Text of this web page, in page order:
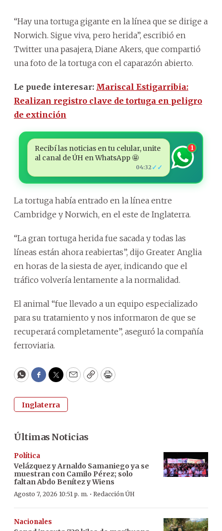
“Hay una tortuga gigante en la línea que se dirige a
Norwich. Sigue viva, pero herida”, escribió en
Twitter una pasajera, Diane Akers, que compartió
una foto de la tortuga con el caparazón abierto.
Le puede interesar: Mariscal Estigarribia:
Realizan registro clave de tortuga en peligro
de extinción
Recibí las noticias en tu celular, unite
al canal de ÚH en WhatsApp 🤩
04:32 ✓✓
1
La tortuga había entrado en la línea entre
Cambridge y Norwich, en el este de Inglaterra.
“La gran tortuga herida fue sacada y todas las
líneas están ahora reabiertas”, dijo Greater Anglia
en horas de la siesta de ayer, indicando que el
tráfico volvería lentamente a la normalidad.
El animal “fue llevado a un equipo especializado
para su tratamiento y nos informaron de que se
recuperará completamente”, aseguró la compañía
ferroviaria.
WhatsApp
Facebook
Twitter
EmailCopyPrint
Inglaterra
Últimas Noticias
Política
Velázquez y Arnaldo Samaniego ya se
muestran con Camilo Pérez; solo
faltan Abdo Benítez y Wiens
Agosto 7, 2026 10:51 p. m. · Redacción ÚH
Nacionales